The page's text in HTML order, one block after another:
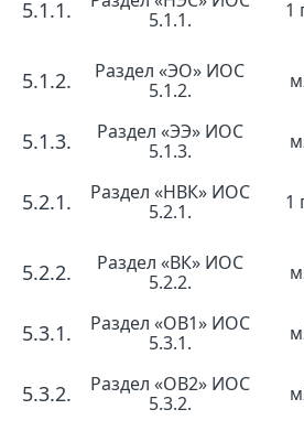
5.1.1.
5.1.1.
1
5.1.2.
Раздел «ЭО» ИОС
5.1.2.
5.1.3.
Раздел «ЭЭ» ИОС
5.1.3.
5.2.1.
Раздел «НВК» ИОС
5.2.1.
1
5.2.2.
Раздел «ВК» ИОС
5.2.2.
5.3.1.
Раздел «ОВ1» ИОС
5.3.1.
5.3.2.
Раздел «ОВ2» ИОС
5.3.2.